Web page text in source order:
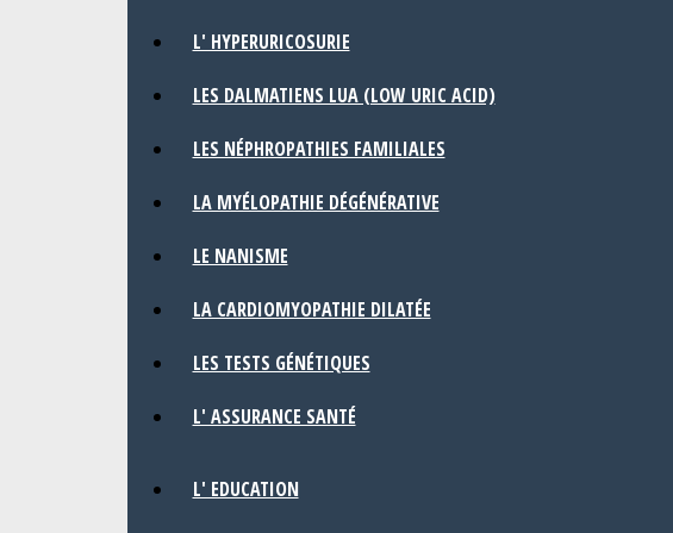
L' HYPERURICOSURIE
LES DALMATIENS LUA (LOW URIC ACID)
LES NÉPHROPATHIES FAMILIALES
LA MYÉLOPATHIE DÉGÉNÉRATIVE
LE NANISME
LA CARDIOMYOPATHIE DILATÉE
LES TESTS GÉNÉTIQUES
L' ASSURANCE SANTÉ
L' EDUCATION